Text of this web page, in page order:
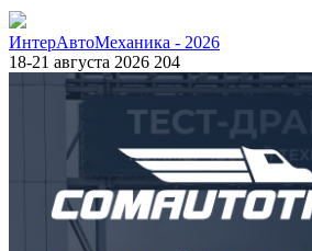
ИнтерАвтоМеханика - 2026
18-21 августа 2026 204